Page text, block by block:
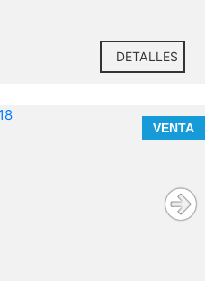
DETALLES
VENTA